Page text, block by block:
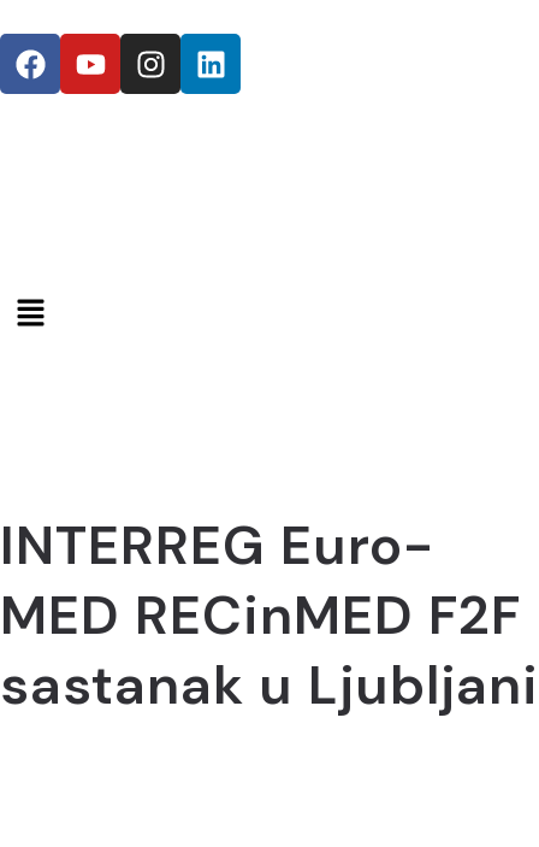
INTERREG Euro-
MED RECinMED F2F
sastanak u Ljubljani